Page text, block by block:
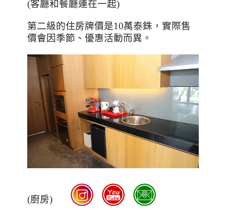
(客廳和餐廳連在一起)
第二級的住房牌價是10萬泰銖，實際售
價會因季節、優惠活動而異。
(廚房)